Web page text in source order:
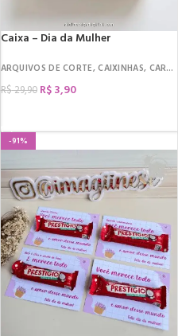
,DIA DA MULHER
Caixa – Dia da Mulher
ARQUIVOS DE CORTE,CAIXINHAS, CARDS E TAGS
R$29,90 R$3,90
-91%